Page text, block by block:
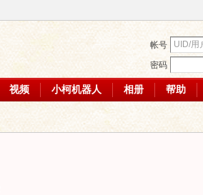
帐号
密码
视频 小柯机器人 相册 帮助